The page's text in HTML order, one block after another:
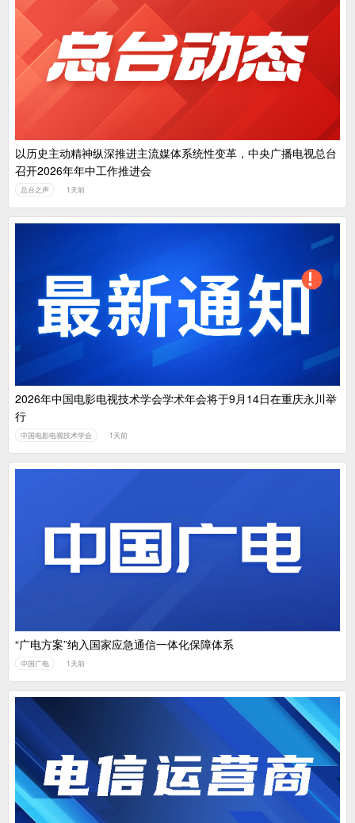
以历史主动精神纵深推进主流媒体系统性变革，中央广播电视总台
召开2026年年中工作推进会
总台之声 1天前
2026年中国电影电视技术学会学术年会将于9月14日在重庆永川举
行
中国电影电视技术学会 1天前
“广电方案”纳入国家应急通信一体化保障体系
中国广电 1天前